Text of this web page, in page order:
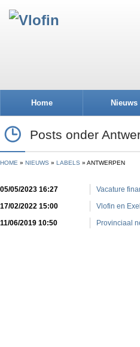
Home Nieuws
Posts onder
HOME NIEUWS LABELS ANTWERPEN
05/05/2023 16:27
Vacature
17/02/2022 15:00
Vlofin en
11/06/2019 10:50
Provinciaal